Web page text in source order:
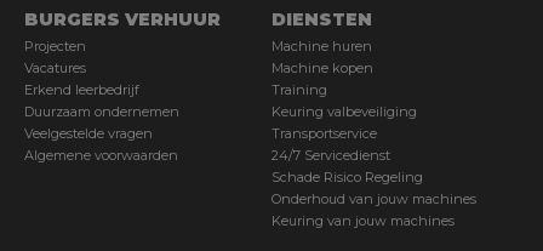
Transportservice
Onderhoud & keuring
24/7 Servicedienst
Training
BURGERS VERHUUR
Projecten
Vacatures
Erkend leerbedrijf
Duurzaam ondernemen
Veelgestelde vragen
Algemene voorwaarden
DIENSTEN
Machine huren
Machine kopen
Training
Keuring valbeveiliging
Transportservice
24/7 Servicedienst
Schade Risico Regeling
Onderhoud van jouw machines
Keuring van jouw machines